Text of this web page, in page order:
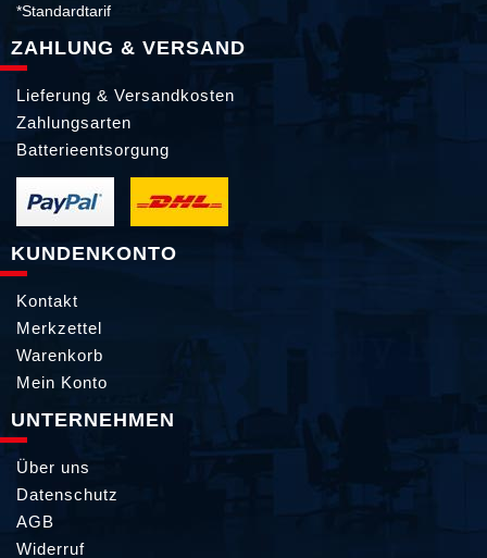
*Standardtarif
ZAHLUNG & VERSAND
Lieferung & Versandkosten
Zahlungsarten
Batterieentsorgung
KUNDENKONTO
Kontakt
Merkzettel
Warenkorb
Mein Konto
UNTERNEHMEN
Über uns
Datenschutz
AGB
Widerruf